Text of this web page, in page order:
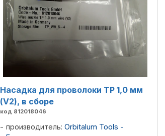
Насадка для проволоки TP 1,0 мм
(V2), в сборе
код 812018046
производитель: Orbitalum Tools -